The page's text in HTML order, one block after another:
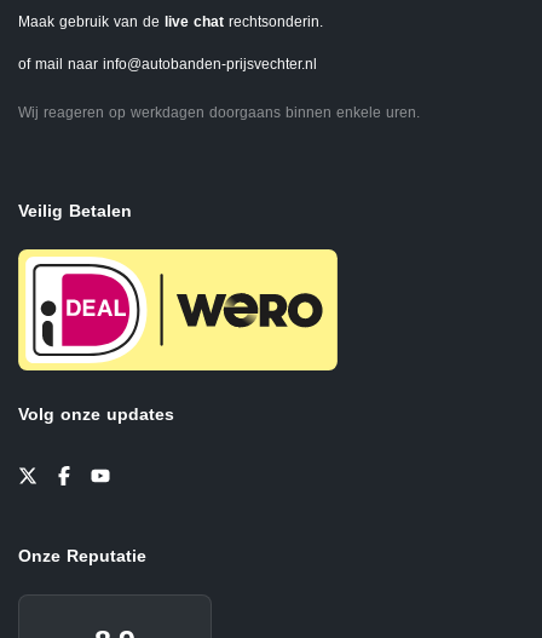
Maak gebruik van de live chat rechtsonderin.
of mail naar info@autobanden-prijsvechter.nl
Wij reageren op werkdagen doorgaans binnen enkele uren.
Veilig Betalen
Volg onze updates
Onze Reputatie